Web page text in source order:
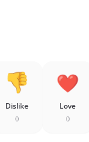
Dislike
0
Love
0